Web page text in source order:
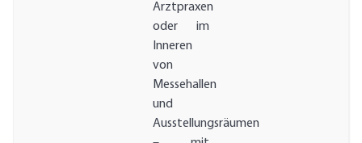
Arztpraxen
oder im
Inneren
von
Messehallen
und
Ausstellungsräumen